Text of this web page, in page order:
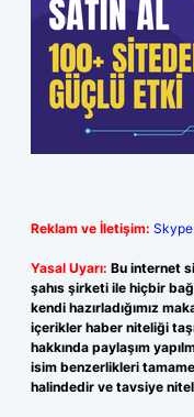
Reklam ve İletişim:
Yasal Uyarı: Bu internet
şahıs şirketi ile hiçbir
kendi hazırladığımız
içerikler haber niteliği
hakkında paylaşım
isim benzerlikleri
halindedir ve tavsiye